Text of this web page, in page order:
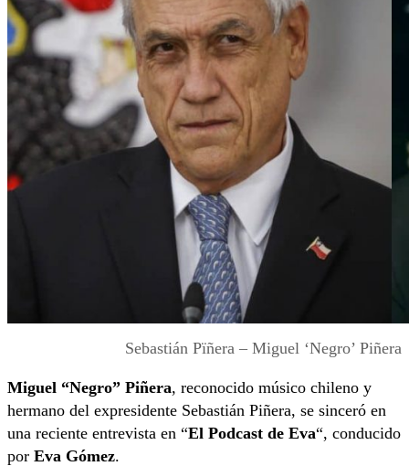
Sebastián Pïñera – Miguel ‘Negro’ Piñera
Miguel “Negro” Piñera, reconocido músico chileno y
hermano del expresidente Sebastián Piñera, se sinceró en
una reciente entrevista en “El Podcast de Eva“, conducido
por Eva Gómez.